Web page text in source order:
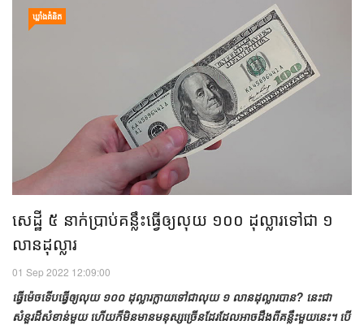
ឃ្លាំង​គំនិត
សេដ្ឋី ៥ នាក់ប្រាប់គន្លឹះធ្វើឲ្យលុយ ១០០ ដុល្លារទៅជា ១
លានដុល្លារ
01 Sep 2022 12:09:00
ធ្វើម៉េចទើបធ្វើឲ្យលុយ ១០០ ដុល្លារក្លាយទៅជាលុយ ១ លានដុល្លារបាន? នេះជា
សំនួរដ៏សំខាន់មួយ ហើយក៏មិនមានមនុស្សច្រើនដែរដែលអាចដឹងពីគន្លឹះមួយនេះ។ បើ